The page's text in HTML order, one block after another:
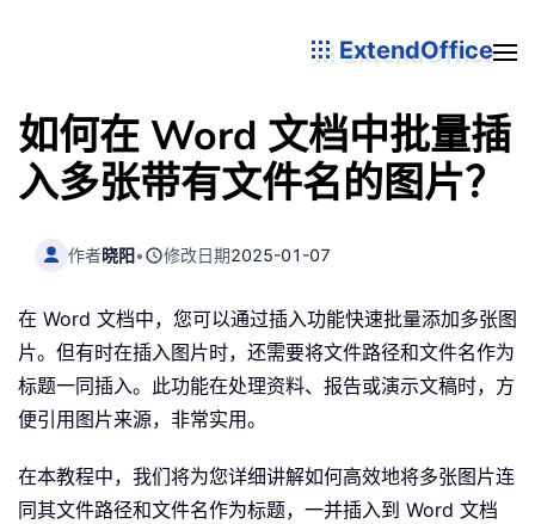
ExtendOffice
如何在 Word 文档中批量插
入多张带有文件名的图片？
作者晓阳• 修改日期2025-01-07
在 Word 文档中，您可以通过插入功能快速批量添加多张图
片。但有时在插入图片时，还需要将文件路径和文件名作为
标题一同插入。此功能在处理资料、报告或演示文稿时，方
便引用图片来源，非常实用。
在本教程中，我们将为您详细讲解如何高效地将多张图片连
同其文件路径和文件名作为标题，一并插入到 Word 文档